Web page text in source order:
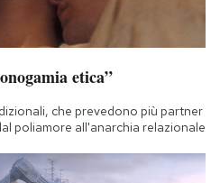
etica”
che prevedono più partner
poliamore all'anarchia relazionale